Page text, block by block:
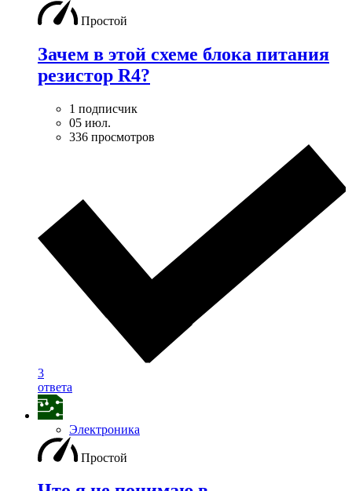
Простой
Зачем в этой схеме блока питания
резистор R4?
1 подписчик
05 июл.
336 просмотров
3
ответа
Электроника
Простой